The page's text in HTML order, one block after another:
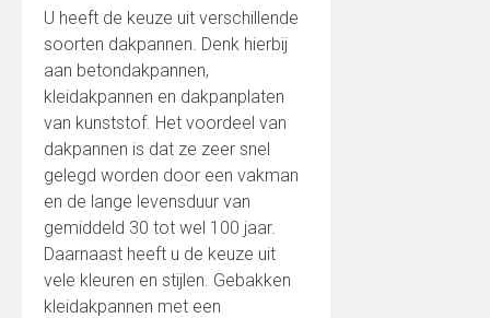
U heeft de keuze uit verschillende
soorten dakpannen. Denk hierbij
aan betondakpannen,
kleidakpannen en dakpanplaten
van kunststof. Het voordeel van
dakpannen is dat ze zeer snel
gelegd worden door een vakman
en de lange levensduur van
gemiddeld 30 tot wel 100 jaar.
Daarnaast heeft u de keuze uit
vele kleuren en stijlen. Gebakken
kleidakpannen met een